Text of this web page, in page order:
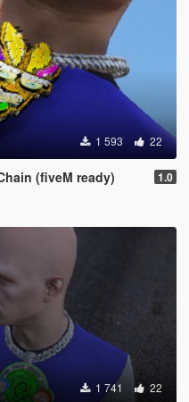
1 593 22
(fiveM ready) 1.0
1 741 22